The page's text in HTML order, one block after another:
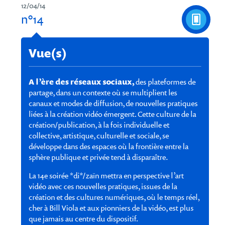
12/04/14
n°14
Vue(s)
A l’ère des réseaux sociaux,des plateformes de
partage, dans un contexte où se multiplient les
canaux et modes de diffusion, de nouvelles pratiques
liées à la création vidéo émergent. Cette culture de la
création/publication, à la fois individuelle et
collective, artistique, culturelle et sociale, se
développe dans des espaces où la frontière entre la
sphère publique et privée tend à disparaître.
La 14e soirée *di*/zaïn mettra en perspective l’art
vidéo avec ces nouvelles pratiques, issues de la
création et des cultures numériques, où le temps réel,
cher à Bill Viola et aux pionniers de la vidéo, est plus
que jamais au centre du dispositif.